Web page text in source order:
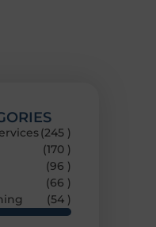
(245 )
(170 )
(96 )
(66 )
(54 )